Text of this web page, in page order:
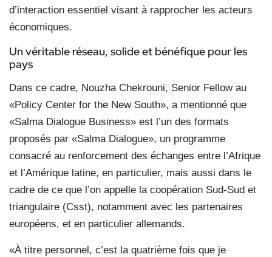
d’interaction essentiel visant à rapprocher les acteurs
économiques.
Un véritable réseau, solide et bénéfique pour les
pays
Dans ce cadre, Nouzha Chekrouni, Senior Fellow au
«Policy Center for the New South», a mentionné que
«Salma Dialogue Business» est l’un des formats
proposés par «Salma Dialogue», un programme
consacré au renforcement des échanges entre l’Afrique
et l’Amérique latine, en particulier, mais aussi dans le
cadre de ce que l’on appelle la coopération Sud-Sud et
triangulaire (Csst), notamment avec les partenaires
européens, et en particulier allemands.
«À titre personnel, c’est la quatrième fois que je